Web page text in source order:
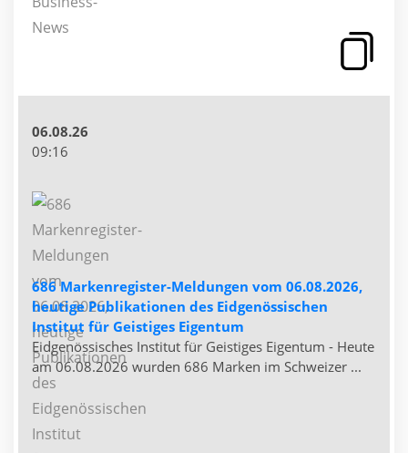
06.08.26
09:16
686 Markenregister-Meldungen vom 06.08.2026,
heutige Publikationen des Eidgenössischen
Institut für Geistiges Eigentum
Eidgenössisches Institut für Geistiges Eigentum - Heute
am 06.08.2026 wurden 686 Marken im Schweizer ...